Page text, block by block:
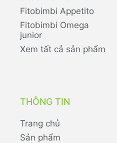
Fitobimbi Appetito
Fitobimbi Omega
junior
Xem tất cả sản phẩm
THÔNG TIN
Trang chủ
Sản phẩm